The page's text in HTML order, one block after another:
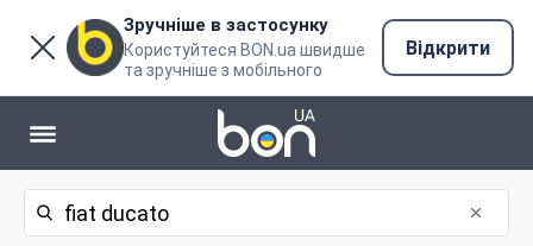
Зручніше в застосунку
Користуйтеся BON.ua швидше
та зручніше з мобільного
Відкрити